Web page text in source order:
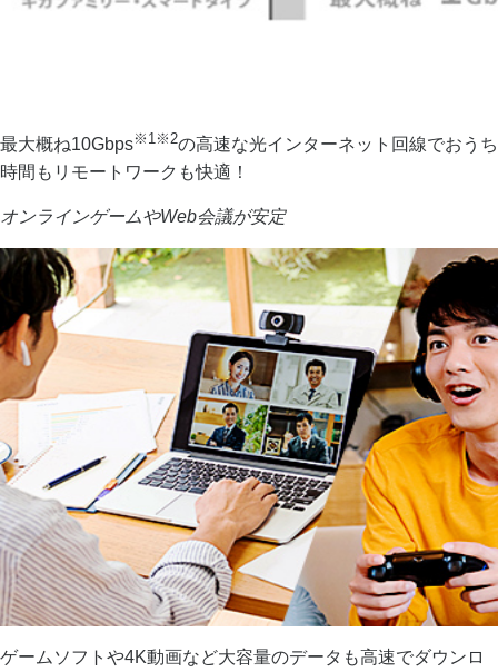
最大概ね10Gbps※1※2の高速な光インターネット回線でおうち
時間もリモートワークも快適！
オンラインゲームやWeb会議が安定
ゲームソフトや4K動画など大容量のデータも高速でダウンロ